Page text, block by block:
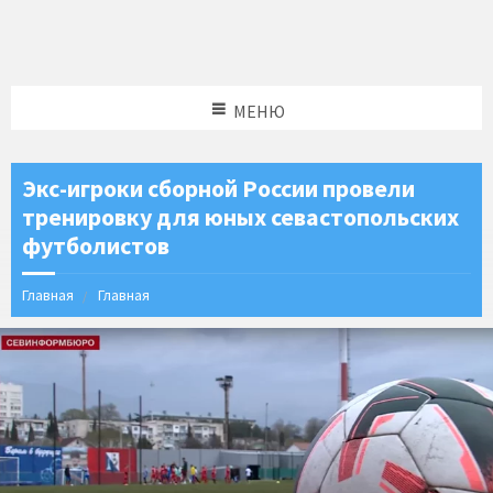
МЕНЮ
Экс-игроки сборной России провели
тренировку для юных севастопольских
футболистов
Главная Главная